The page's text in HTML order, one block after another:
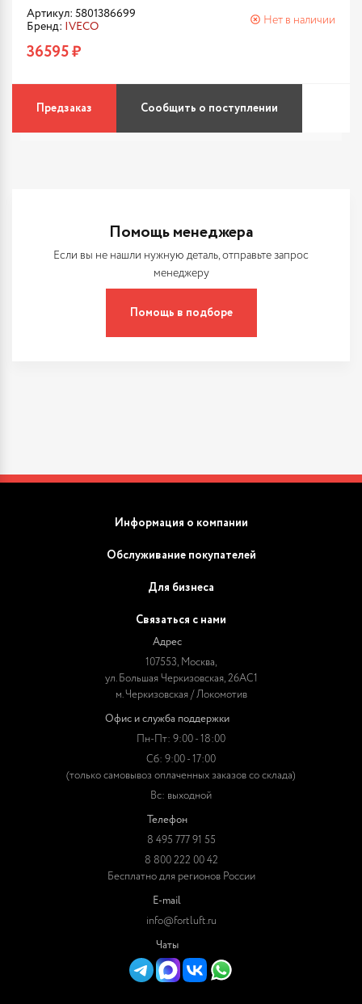
Артикул: 5801386699
Бренд:
IVECO
Нет в наличии
36595 ₽
Предзаказ Сообщить о поступлении
Помощь менеджера
Если вы не нашли нужную деталь, отправьте запрос
менеджеру
Помощь в подборе
Информация о компании
Обслуживание покупателей
Для бизнеса
Связаться с нами
Адрес
107553, Москва,
ул. Большая Черкизовская, 26АС1
м. Черкизовская / Локомотив
Офис и служба поддержки
Пн-Пт: 9:00 - 18:00
Сб: 9:00 - 17:00
(только самовывоз оплаченных заказов со склада)
Вс: выходной
Телефон
8 495 777 91 55
8 800 222 00 42
Бесплатно для регионов России
E-mail
info@fortluft.ru
Чаты